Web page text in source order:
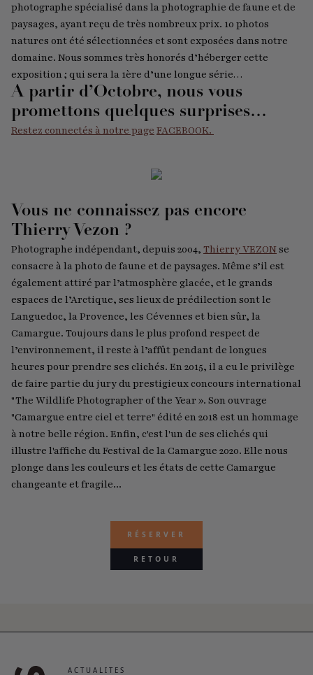
photographe spécialisé dans la photographie de faune et de
paysages, ayant reçu de très nombreux prix. 10 photos
natures ont été sélectionnées et sont exposées dans notre
domaine. Nous sommes très honorés d’héberger cette
exposition ; qui sera la 1ère d’une longue série…
A partir d’Octobre, nous vous
promettons quelques surprises…
Restez connectés à notre page FACEBOOK.
Vous ne connaissez pas encore
Thierry Vezon ?
Photographe indépendant, depuis 2004, Thierry VEZONse
consacre à la photo de faune et de paysages. Même s’il est
également attiré par l’atmosphère glacée, et le grands
espaces de l’Arctique, ses lieux de prédilection sont le
Languedoc, la Provence, les Cévennes et bien sûr, la
Camargue. Toujours dans le plus profond respect de
l’environnement, il reste à l’affût pendant de longues
heures pour prendre ses clichés. En 2015, il a eu le privilège
de faire partie du jury du prestigieux concours international
"The Wildlife Photographer of the Year ». Son ouvrage
"Camargue entre ciel et terre" édité en 2018 est un hommage
à notre belle région. Enfin, c'est l'un de ses clichés qui
illustre l'affiche du Festival de la Camargue 2020. Elle nous
plonge dans les couleurs et les états de cette Camargue
changeante et fragile...
RÉSERVER
RETOUR
ACTUALITES